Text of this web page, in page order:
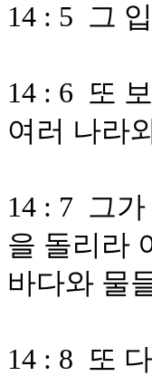
14 : 5 그
14 : 6 또
여러 나라
14 : 7 그
을 돌리라
바다와 물
14 : 8 또